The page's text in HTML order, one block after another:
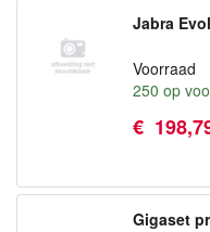
Jabra
Voorraad
250 op
€ 198,
Gigaset